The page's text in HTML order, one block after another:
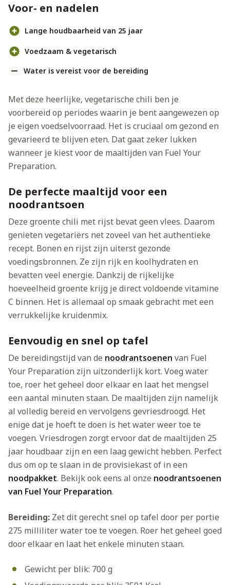
Voor- en nadelen
Lange houdbaarheid van 25 jaar
Voedzaam & vegetarisch
Water is vereist voor de bereiding
Met deze heerlijke, vegetarische chili ben je
voorbereid op periodes waarin je bent aangewezen op
je eigen voedselvoorraad. Het is cruciaal om gezond en
gevarieerd te blijven eten. Dat gaat zeker lukken
wanneer je kiest voor de maaltijden van Fuel Your
Preparation.
De perfecte maaltijd voor een
noodrantsoen
Deze groente chili met rijst bevat geen vlees. Daarom
genieten vegetariërs net zoveel van het authentieke
recept. Bonen en rijst zijn uiterst gezonde
voedingsbronnen. Ze zijn rijk en koolhydraten en
bevatten veel energie. Dankzij de rijkelijke
hoeveelheid groente krijg je direct voldoende vitamine
C binnen. Het is allemaal op smaak gebracht met een
verrukkelijke kruidenmix.
Eenvoudig en snel op tafel
De bereidingstijd van de noodrantsoenen van Fuel
Your Preparation zijn uitzonderlijk kort. Voeg water
toe, roer het geheel door elkaar en laat het mengsel
een aantal minuten staan. De maaltijden zijn namelijk
al volledig bereid en vervolgens gevriesdroogd. Het
enige dat je hoeft te doen is het water weer toe te
voegen. Vriesdrogen zorgt ervoor dat de maaltijden 25
jaar houdbaar zijn en een laag gewicht hebben. Perfect
dus om op te slaan in de provisiekast of in een
noodpakket. Bekijk ook eens al onze noodrantsoenen
van Fuel Your Preparation.
Bereiding: Zet dit gerecht snel op tafel door per portie
275 milliliter water toe te voegen. Roer het geheel goed
door elkaar en laat het enkele minuten staan.
Gewicht per blik: 700 g